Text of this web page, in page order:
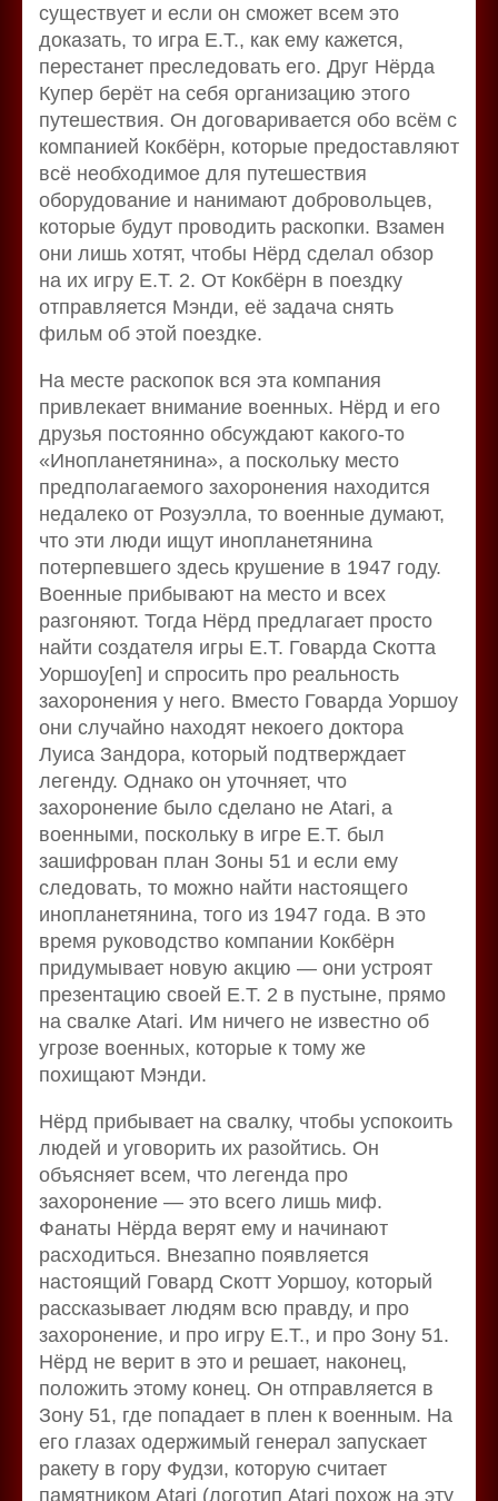
существует и если он сможет всем это
доказать, то игра E.T., как ему кажется,
перестанет преследовать его. Друг Нёрда
Купер берёт на себя организацию этого
путешествия. Он договаривается обо всём с
компанией Кокбёрн, которые предоставляют
всё необходимое для путешествия
оборудование и нанимают добровольцев,
которые будут проводить раскопки. Взамен
они лишь хотят, чтобы Нёрд сделал обзор
на их игру E.T. 2. От Кокбёрн в поездку
отправляется Мэнди, её задача снять
фильм об этой поездке.
На месте раскопок вся эта компания
привлекает внимание военных. Нёрд и его
друзья постоянно обсуждают какого-то
«Инопланетянина», а поскольку место
предполагаемого захоронения находится
недалеко от Розуэлла, то военные думают,
что эти люди ищут инопланетянина
потерпевшего здесь крушение в 1947 году.
Военные прибывают на место и всех
разгоняют. Тогда Нёрд предлагает просто
найти создателя игры E.T. Говарда Скотта
Уоршоу[en] и спросить про реальность
захоронения у него. Вместо Говарда Уоршоу
они случайно находят некоего доктора
Луиса Зандора, который подтверждает
легенду. Однако он уточняет, что
захоронение было сделано не Atari, а
военными, поскольку в игре E.T. был
зашифрован план Зоны 51 и если ему
следовать, то можно найти настоящего
инопланетянина, того из 1947 года. В это
время руководство компании Кокбёрн
придумывает новую акцию — они устроят
презентацию своей E.T. 2 в пустыне, прямо
на свалке Atari. Им ничего не известно об
угрозе военных, которые к тому же
похищают Мэнди.
Нёрд прибывает на свалку, чтобы успокоить
людей и уговорить их разойтись. Он
объясняет всем, что легенда про
захоронение — это всего лишь миф.
Фанаты Нёрда верят ему и начинают
расходиться. Внезапно появляется
настоящий Говард Скотт Уоршоу, который
рассказывает людям всю правду, и про
захоронение, и про игру E.T., и про Зону 51.
Нёрд не верит в это и решает, наконец,
положить этому конец. Он отправляется в
Зону 51, где попадает в плен к военным. На
его глазах одержимый генерал запускает
ракету в гору Фудзи, которую считает
памятником Atari (логотип Atari похож на эту